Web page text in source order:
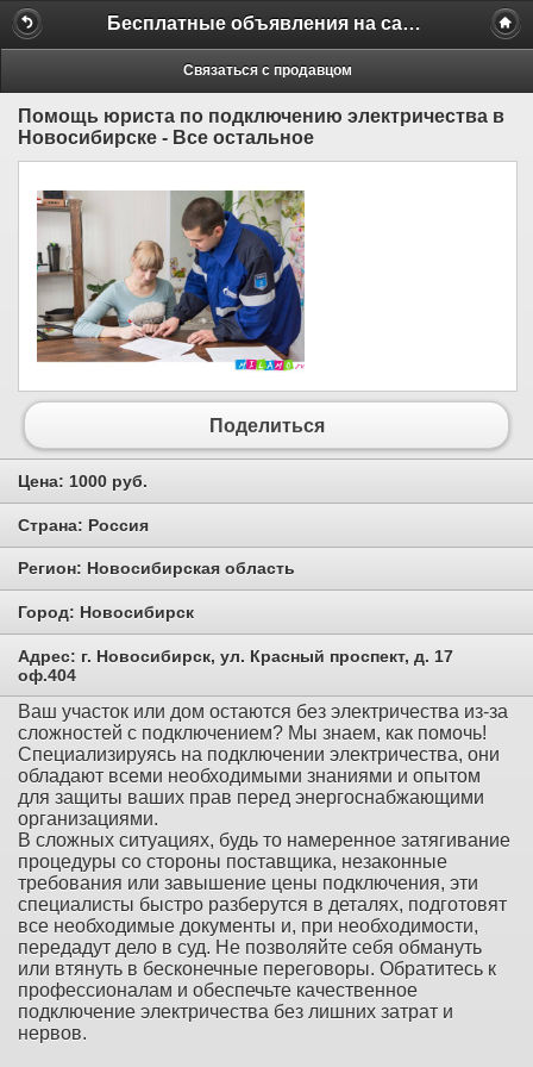
Бесплатные объявления на сайте MILAMO.ru
Связаться с продавцом
Помощь юриста по подключению электричества в
Новосибирске - Все остальное
Поделиться
Цена: 1000 руб.
Страна: Россия
Регион: Новосибирская область
Город: Новосибирск
Адрес: г. Новосибирск, ул. Красный проспект, д. 17
оф.404
Ваш участок или дом остаются без электричества из-за
сложностей с подключением? Мы знаем, как помочь!
Специализируясь на подключении электричества, они
обладают всеми необходимыми знаниями и опытом
для защиты ваших прав перед энергоснабжающими
организациями.
В сложных ситуациях, будь то намеренное затягивание
процедуры со стороны поставщика, незаконные
требования или завышение цены подключения, эти
специалисты быстро разберутся в деталях, подготовят
все необходимые документы и, при необходимости,
передадут дело в суд. Не позволяйте себя обмануть
или втянуть в бесконечные переговоры. Обратитесь к
профессионалам и обеспечьте качественное
подключение электричества без лишних затрат и
нервов.